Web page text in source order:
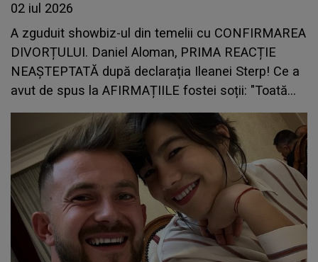
02 iul 2026
A zguduit showbiz-ul din temelii cu CONFIRMAREA
DIVORȚULUI. Daniel Aloman, PRIMA REACȚIE
NEAȘTEPTATĂ după declarația Ileanei Sterp! Ce a
avut de spus la AFIRMAȚIILE fostei soții: "Toată
lumea..."